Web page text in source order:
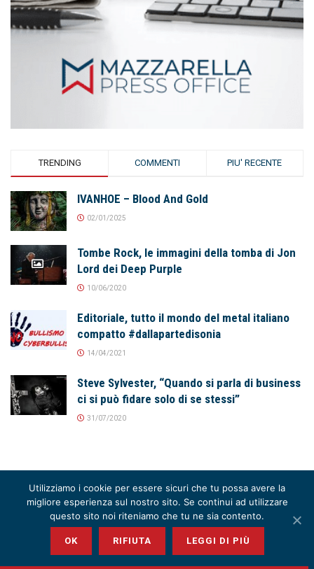
TRENDING COMMENTI PIU' RECENTE
IVANHOE – Blood And Gold
02/01/2025
Tombe Rock, le immagini della tomba di Jon
Lord dei Deep Purple
10/06/2020
Editoriale, tutto il mondo del metal italiano
compatto #dallapartedisonia
14/04/2021
Steve Sylvester, “Quando si parla di business
ci si può fidare solo di se stessi”
31/07/2020
Utilizziamo i cookie per essere sicuri che tu possa avere la
migliore esperienza sul nostro sito. Se continui ad utilizzare
questo sito noi riteniamo che tu ne sia contento.
OK RIFIUTA LEGGI DI PIÙ